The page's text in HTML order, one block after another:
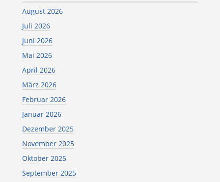
August 2026
Juli 2026
Juni 2026
Mai 2026
April 2026
März 2026
Februar 2026
Januar 2026
Dezember 2025
November 2025
Oktober 2025
September 2025